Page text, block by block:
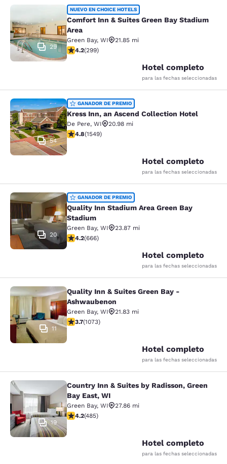
Comfort Inn & Suites Green Bay
29
NUEVO EN CHOICE HOTELS
Comfort Inn & Suites Green Bay Stadium
Area
Green Bay, WI
21.85 mi
calificación de 4.19 estrellas. Muy bueno. 299 reseñas
4.2(299)
Hotel completo
para las fechas seleccionadas
Kress Inn, an Ascend Collection
54
GANADOR DE PREMIO
Kress Inn, an Ascend Collection Hotel
De Pere, WI
20.98 mi
calificación de 4.84 estrellas. Excepcional. 1549
4.8(1549)
Hotel completo
para las fechas seleccionadas
Quality Inn Stadium Area Green
20
GANADOR DE PREMIO
Quality Inn Stadium Area Green Bay
Stadium
Green Bay, WI
23.87 mi
calificación de 4.18 estrellas. Muy bueno. 666 reseñas
4.2(666)
Hotel completo
para las fechas seleccionadas
Quality Inn & Suites Green Bay -
11
Quality Inn & Suites Green Bay -
Ashwaubenon
Green Bay, WI
21.83 mi
calificación de 3.66 estrellas. Bueno. 1073 reseñas
3.7(1073)
Hotel completo
para las fechas seleccionadas
Country Inn & Suites by Radisson,
19
Country Inn & Suites by Radisson, Green
Bay East, WI
Green Bay, WI
27.86 mi
calificación de 4.15 estrellas. Muy bueno. 485 reseñas
4.2(485)
Hotel completo
para las fechas seleccionadas